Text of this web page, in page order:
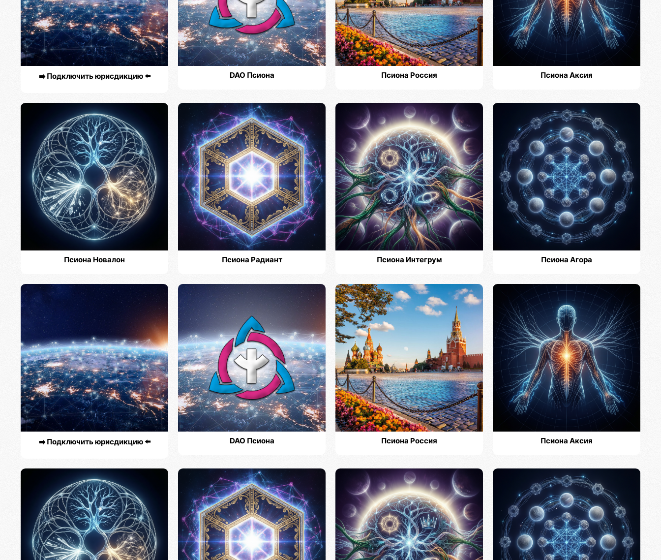
➡️ Подключить юрисдикцию ⬅️ DAO Псиона Псиона Россия Псиона Аксия
Псиона Новалон Псиона Радиант Псиона Интегрум Псиона Агора
➡️ Подключить юрисдикцию ⬅️ DAO Псиона Псиона Россия Псиона Аксия